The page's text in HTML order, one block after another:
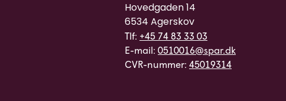
Hovedgaden 14
6534 Agerskov
Tlf: +45 74 83 33 03
E-mail: 0510016@spar.dk
CVR-nummer: 45019314